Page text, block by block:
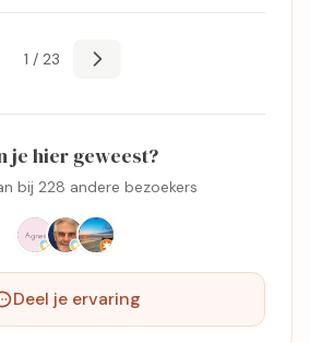
1 / 23
je hier geweest?
bij 228 andere bezoekers
Deel je ervaring